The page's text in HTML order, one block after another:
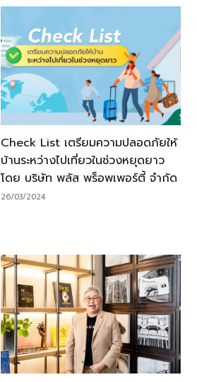
Check List เตรียมความปลอดภัยให้
บ้านระหว่างไปเที่ยวในช่วงหยุดยาว
โดย บริษัท พลัส พร็อพเพอร์ตี้ จำกัด
26/03/2024